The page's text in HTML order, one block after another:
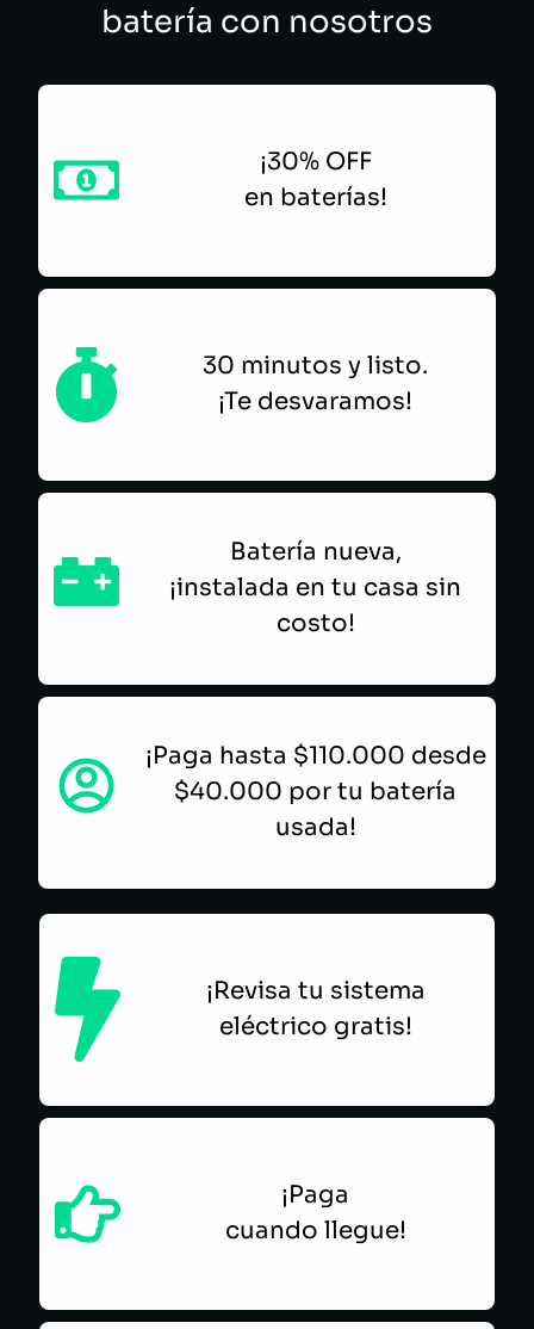
batería con nosotros
¡30% OFF
en baterías!
30 minutos y listo.
¡Te desvaramos!
Batería nueva,
¡instalada en tu casa sin
costo!
¡Paga hasta $110.000 desde
$40.000 por tu batería
usada!
¡Revisa tu sistema
eléctrico gratis!
¡Paga
cuando llegue!